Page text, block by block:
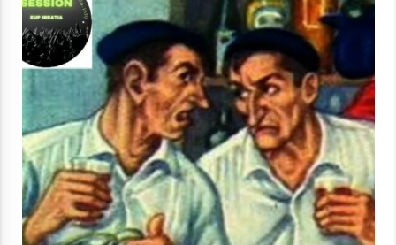
Berria egunkarian elkarrizketa
Arrosaren 20 urteez
2021/07/06
Hala Bedi irratiko Hizpidea saioan
Arrosaren 20 urteez
2021/07/03